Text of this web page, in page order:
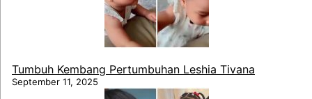
Tumbuh Kembang Pertumbuhan Leshia Tivana
September 11, 2025